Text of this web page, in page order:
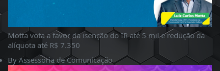
Motta vota a favor da isenção do IR até 5 mil e redução da
alíquota até R$ 7.350
By Assessoria de Comunicação